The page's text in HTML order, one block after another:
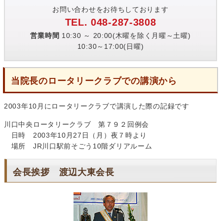
お問い合わせをお待ちしております
TEL. 048-287-3808
営業時間 10:30 ～ 20:00(木曜を除く月曜～土曜)
10:30～17:00(日曜)
当院長のロータリークラブでの講演から
2003年10月にロータリークラブで講演した際の記録です
川口中央ロータリークラブ 第７９２回例会
日時 2003年10月27日（月）夜７時より
場所 JR川口駅前そごう10階ダリアルーム
会長挨拶 渡辺大東会長